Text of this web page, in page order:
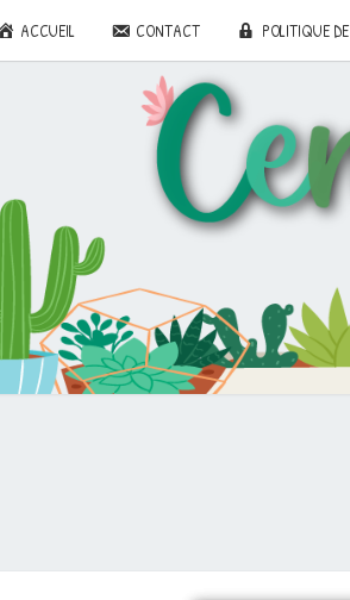
ACCUEIL CONTACT POLITIQUE